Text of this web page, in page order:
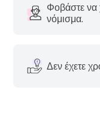
Φοβάστε να
νόμισμα.
Δεν έχετε